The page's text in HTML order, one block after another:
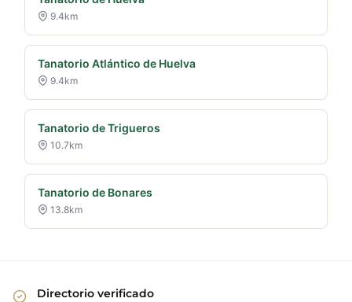
9.4km
Tanatorio Atlántico de Huelva
9.4km
Tanatorio de Trigueros
10.7km
Tanatorio de Bonares
13.8km
Directorio verificado